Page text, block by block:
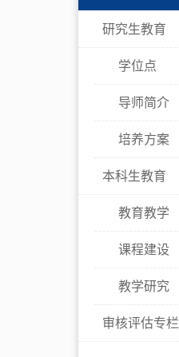
研究生教育
学位点
导师简介
培养方案
本科生教育
教育教学
课程建设
教学研究
审核评估专栏